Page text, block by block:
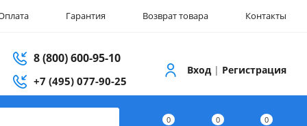
Гарантия Возврат товара Контакты
8 (800) 600-95-10
+7 (495) 077-90-25
Вход | Регистрация
0 0 0